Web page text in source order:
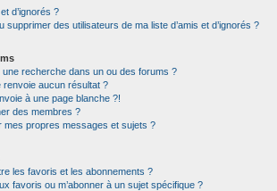
d’ignorés ?
supprimer des utilisateurs de ma liste d’amis et d’ignorés ?
recherche dans un ou des forums ?
renvoie aucun résultat ?
à une page blanche ?!
des membres ?
mes propres messages et sujets ?
les favoris et les abonnements ?
favoris ou m’abonner à un sujet spécifique ?